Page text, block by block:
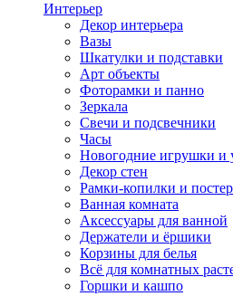
Интерьер
Декор интерьера
Вазы
Шкатулки и подставки
Арт объекты
Фоторамки и панно
Зеркала
Свечи и подсвечники
Часы
Новогодние игрушки и
Декор стен
Рамки-копилки и
Ванная комната
Аксессуары для ванной
Держатели и ёршики
Корзины для белья
Всё для комнатных
Горшки и кашпо